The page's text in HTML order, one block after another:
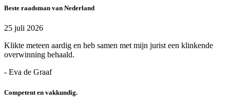
Beste raadsman van Nederland
25 juli 2026
Klikte meteen aardig en heb samen met mijn jurist een klinkende
overwinning behaald.
- Eva de Graaf
Competent en vakkundig.